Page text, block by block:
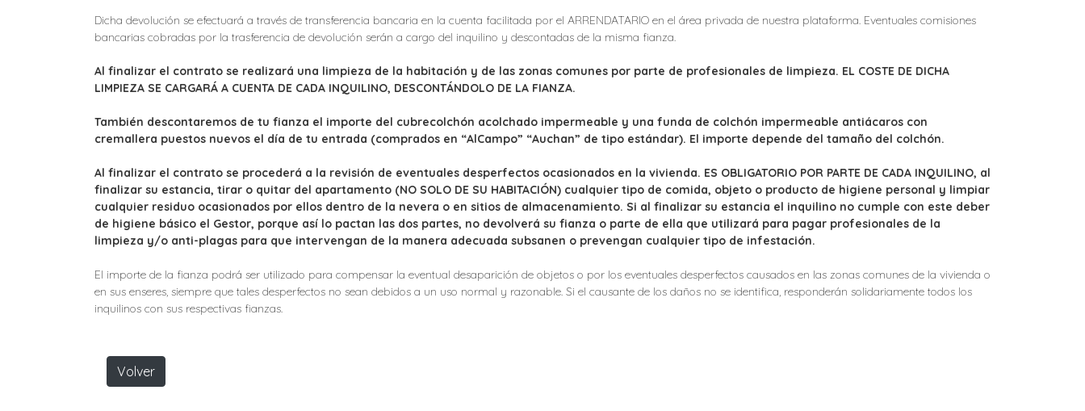
Dicha devolución se efectuará a través de transferencia bancaria en la cuenta facilitada por el ARRENDATARIO en el área privada de nuestra plataforma. Eventuales comisiones
bancarias cobradas por la trasferencia de devolución serán a cargo del inquilino y descontadas de la misma fianza.
Al finalizar el contrato se realizará una limpieza de la habitación y de las zonas comunes por parte de profesionales de limpieza. EL COSTE DE DICHA
LIMPIEZA SE CARGARÁ A CUENTA DE CADA INQUILINO, DESCONTÁNDOLO DE LA FIANZA.
También descontaremos de tu fianza el importe del cubrecolchón acolchado impermeable y una funda de colchón impermeable antiácaros con
cremallera puestos nuevos el día de tu entrada (comprados en “AlCampo” “Auchan” de tipo estándar). El importe depende del tamaño del colchón.
Al finalizar el contrato se procederá a la revisión de eventuales desperfectos ocasionados en la vivienda. ES OBLIGATORIO POR PARTE DE CADA INQUILINO, al
finalizar su estancia, tirar o quitar del apartamento (NO SOLO DE SU HABITACIÓN) cualquier tipo de comida, objeto o producto de higiene personal y limpiar
cualquier residuo ocasionados por ellos dentro de la nevera o en sitios de almacenamiento. Si al finalizar su estancia el inquilino no cumple con este deber
de higiene básico el Gestor, porque así lo pactan las dos partes, no devolverá su fianza o parte de ella que utilizará para pagar profesionales de la
limpieza y/o anti-plagas para que intervengan de la manera adecuada subsanen o prevengan cualquier tipo de infestación.
El importe de la fianza podrá ser utilizado para compensar la eventual desaparición de objetos o por los eventuales desperfectos causados en las zonas comunes de la vivienda o
en sus enseres, siempre que tales desperfectos no sean debidos a un uso normal y razonable. Si el causante de los daños no se identifica, responderán solidariamente todos los
inquilinos con sus respectivas fianzas.
Volver